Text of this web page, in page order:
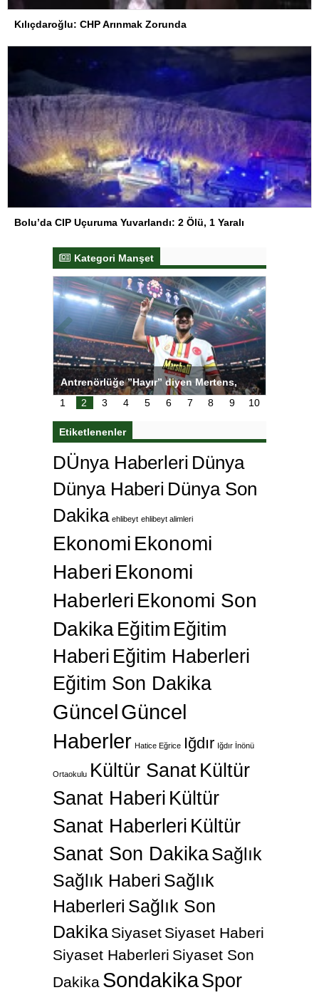
Kılıçdaroğlu: CHP Arınmak Zorunda
Bolu’da CIP Uçuruma Yuvarlandı: 2 Ölü, 1 Yaralı
Kategori Manşet
Antrenörlüğe ”Hayır” diyen Mertens,
Galatasaray’dan bakın ne istedi
1
2 3 4 5 6 7 8 9 10
Etiketlenenler
DÜnya Haberleri Dünya
Dünya Haberi Dünya Son
Dakika ehlibeyt ehlibeyt alimleri
Ekonomi Ekonomi
Haberi Ekonomi
Haberleri Ekonomi Son
Dakika Eğitim Eğitim
Haberi Eğitim Haberleri
Eğitim Son Dakika
GüncelGüncel
Haberler Hatice Eğrice Iğdır Iğdır İnönü
Ortaokulu Kültür SanatKültür
Sanat Haberi Kültür
Sanat Haberleri Kültür
Sanat Son DakikaSağlık
Sağlık Haberi Sağlık
Haberleri Sağlık Son
Dakika Siyaset Siyaset Haberi
Siyaset Haberleri Siyaset Son
Dakika SondakikaSpor